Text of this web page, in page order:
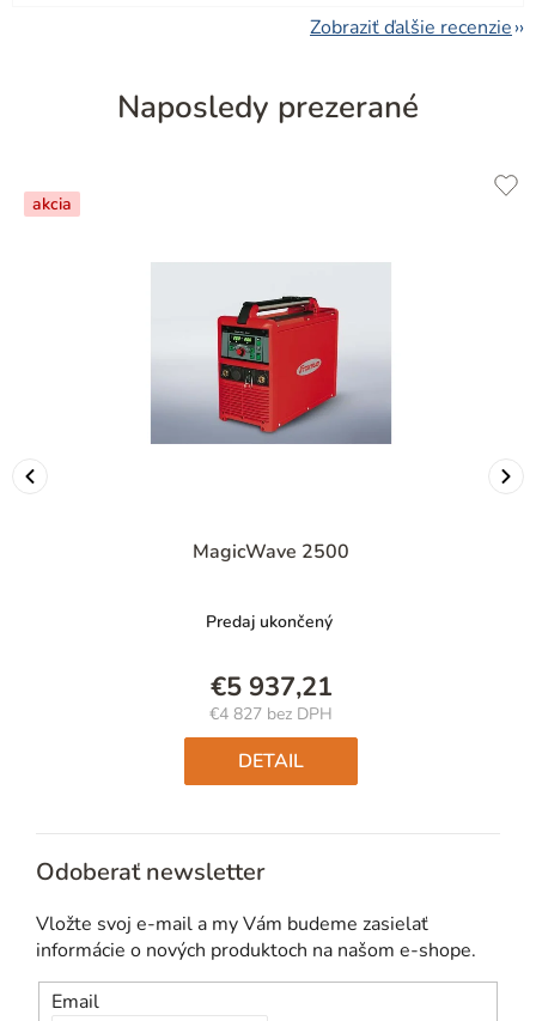
Zobraziť ďalšie recenzie
Naposledy prezerané
akcia
MagicWave 2500
Predaj ukončený
€5 937,21
€4 827 bez DPH
Jednotková
cena:
DETAIL
Odoberať newsletter
Vložte svoj e-mail a my Vám budeme zasielať
informácie o nových produktoch na našom e-shope.
Email